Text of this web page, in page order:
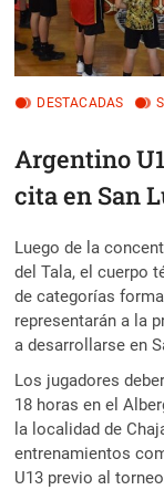
DESTACADAS
Argentino
cita en San
Luego de la
del Tala, el cuerpo
de categorías
representarán a la
a desarrollarse en
Los jugadores
18 horas en el
la localidad de
entrenamientos
U13 previo al